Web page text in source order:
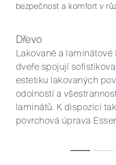
bezpečnost a komfort v
Dřevo
Lakované a laminátové
dveře spojují
estetiku lakovaných
odolností a
laminátů. K dispozici
povrchová úprava